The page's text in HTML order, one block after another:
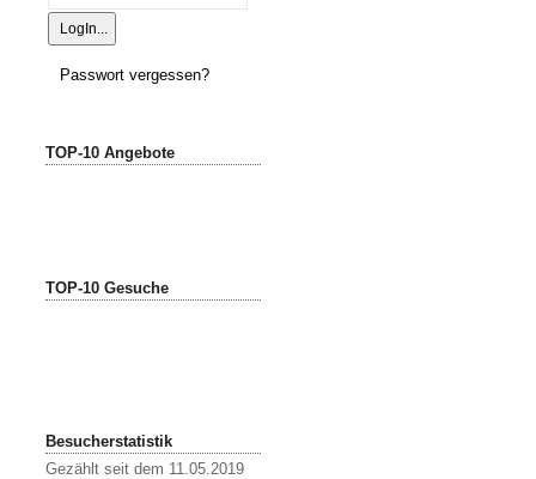
Passwort vergessen?
TOP-10 Angebote
TOP-10 Gesuche
Besucherstatistik
Gezählt seit dem 11.05.2019